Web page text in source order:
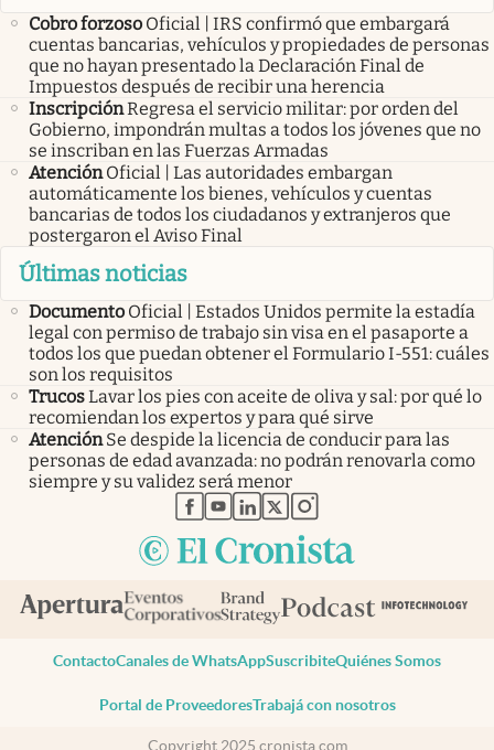
Cobro forzoso Oficial | IRS confirmó que embargará
cuentas bancarias, vehículos y propiedades de personas
que no hayan presentado la Declaración Final de
Impuestos después de recibir una herencia
InscripciónRegresa el servicio militar: por orden del
Gobierno, impondrán multas a todos los jóvenes que no
se inscriban en las Fuerzas Armadas
Atención Oficial | Las autoridades embargan
automáticamente los bienes, vehículos y cuentas
bancarias de todos los ciudadanos y extranjeros que
postergaron el Aviso Final
Últimas noticias
Documento Oficial | Estados Unidos permite la estadía
legal con permiso de trabajo sin visa en el pasaporte a
todos los que puedan obtener el Formulario I-551: cuáles
son los requisitos
TrucosLavar los pies con aceite de oliva y sal: por qué lo
recomiendan los expertos y para qué sirve
Atención Se despide la licencia de conducir para las
personas de edad avanzada: no podrán renovarla como
siempre y su validez será menor
abre en nueva pestaña
abre en nueva pestaña
abre en nueva pestaña
abre en nueva pestaña
abre en nueva pestaña
ContactoCanales de WhatsAppSuscribiteQuiénes Somos
Portal de ProveedoresTrabajá con nosotros
Copyright 2025 cronista.com